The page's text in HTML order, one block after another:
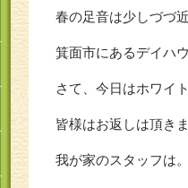
春の足音は少しづづ
箕面市にあるデイハ
さて、今日はホワイ
皆様はお返しは頂き
我が家のスタッフは